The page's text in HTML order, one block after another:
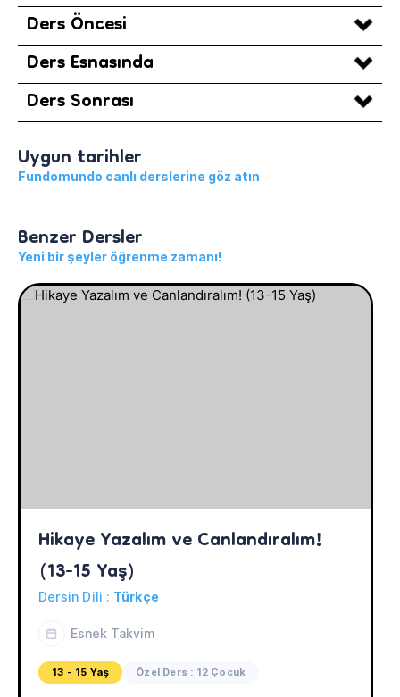
Ders Öncesi
Ders Esnasında
Ders Sonrası
Uygun tarihler
Fundomundo canlı derslerine göz atın
Benzer Dersler
Yeni bir şeyler öğrenme zamanı!
Hikaye Yazalım ve Canlandıralım!
(13-15 Yaş)
Dersin Dili : Türkçe
Esnek Takvim
13 - 15 Yaş Özel Ders : 12 Çocuk